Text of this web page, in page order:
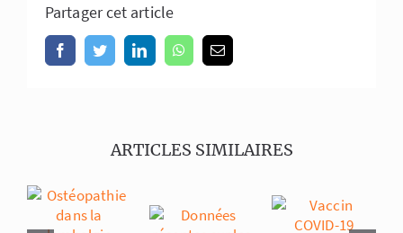
Partager cet article
FacebookTwitterLinkedInWhatsApp
Email
ARTICLES SIMILAIRES